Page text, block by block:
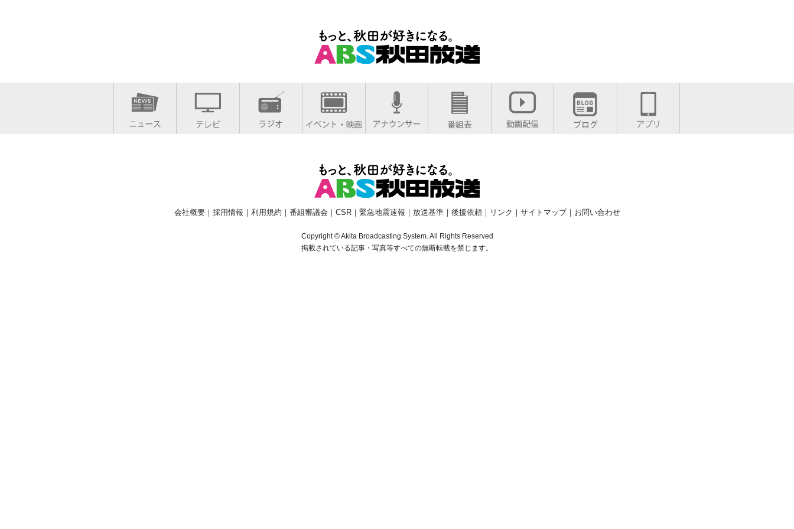
会社概要｜ 採用情報 ｜ 利用規約 ｜ 番組審議会 ｜ CSR｜ 緊急地震速報 ｜ 放送基準｜ 後援依頼｜ リンク ｜ サイトマップ｜ お問い合わせ
Copyright © Akita Broadcasting System. All Rights Reserved
掲載されている記事・写真等すべての無断転載を禁じます。